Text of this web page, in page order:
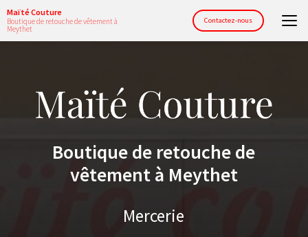
au
contenu
principal
Maïté Couture
Boutique de retouche de vêtement à
Meythet
Contactez-nous
Boutique de retouche de
vêtement à Meythet
Mercerie